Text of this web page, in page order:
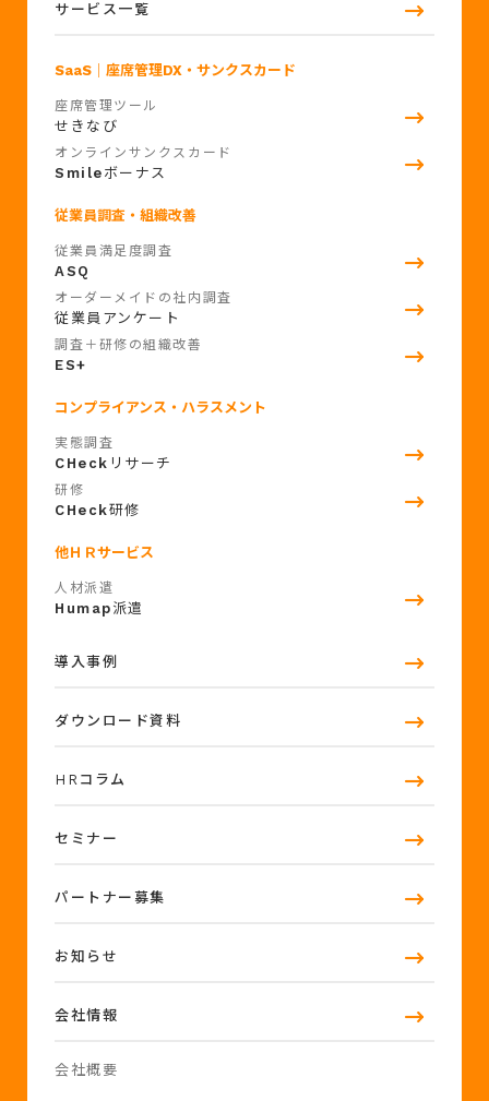
サービス一覧
SaaS ｜座席管理DX・サンクスカード
座席管理ツール
せきなび
オンラインサンクスカード
Smile ボーナス
従業員調査・組織改善
従業員満足度調査
ASQ
オーダーメイドの社内調査
従業員アンケート
調査＋研修の組織改善
ES+
コンプライアンス・ハラスメント
実態調査
CHeck リサーチ
研修
CHeck研修
他ＨＲサービス
人材派遣
Humap 派遣
導入事例
ダウンロード資料
HRコラム
セミナー
パートナー募集
お知らせ
会社情報
会社概要